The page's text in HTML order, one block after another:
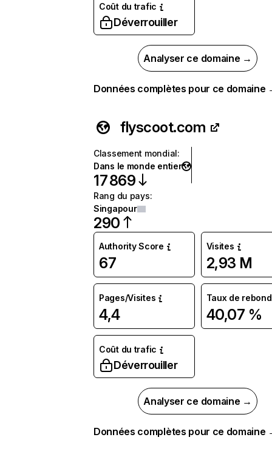
Coût du trafic
Déverrouiller
Analyser ce domaine →
Données complètes pour ce domaine
flyscoot.com
Classement mondial:
Dans le monde entier
17 869
Rang du pays:
Singapour
290
Authority Score
67
Visites
2,93 M
Pages/Visites
4,4
Taux de rebond
40,07 %
Coût du trafic
Déverrouiller
Analyser ce domaine →
Données complètes pour ce domaine